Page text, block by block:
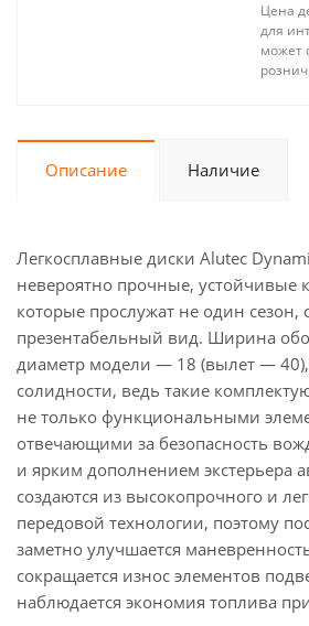
Цена
для
может
Описание Наличие
Легкосплавные диски Alutec
невероятно прочные, устойчивые
которые прослужат не один сезон,
презентабельный вид. Ширина
диаметр модели — 18 (вылет — 40),
солидности, ведь такие
не только функциональными
отвечающими за безопасность
и ярким дополнением экстерьера
создаются из высокопрочного и
передовой технологии, поэтому
заметно улучшается
сокращается износ элементов
наблюдается экономия топлива